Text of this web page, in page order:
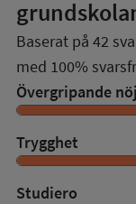
Baserat på 42
med 100%
Övergripande
Trygghet
Studiero